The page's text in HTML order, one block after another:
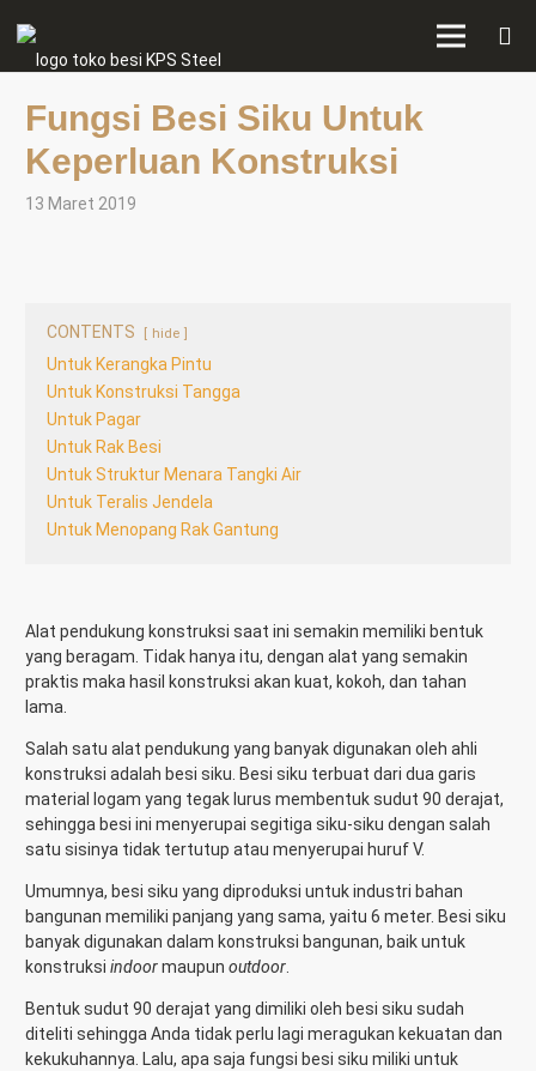
Fungsi Besi Siku Untuk
Keperluan Konstruksi
13 Maret 2019
CONTENTS hide
Untuk Kerangka Pintu
Untuk Konstruksi Tangga
Untuk Pagar
Untuk Rak Besi
Untuk Struktur Menara Tangki Air
Untuk Teralis Jendela
Untuk Menopang Rak Gantung
Alat pendukung konstruksi saat ini semakin memiliki bentuk
yang beragam. Tidak hanya itu, dengan alat yang semakin
praktis maka hasil konstruksi akan kuat, kokoh, dan tahan
lama.
Salah satu alat pendukung yang banyak digunakan oleh ahli
konstruksi adalah besi siku. Besi siku terbuat dari dua garis
material logam yang tegak lurus membentuk sudut 90 derajat,
sehingga besi ini menyerupai segitiga siku-siku dengan salah
satu sisinya tidak tertutup atau menyerupai huruf V.
Umumnya, besi siku yang diproduksi untuk industri bahan
bangunan memiliki panjang yang sama, yaitu 6 meter. Besi siku
banyak digunakan dalam konstruksi bangunan, baik untuk
konstruksi indoormaupun outdoor
Bentuk sudut 90 derajat yang dimiliki oleh besi siku sudah
diteliti sehingga Anda tidak perlu lagi meragukan kekuatan dan
kekukuhannya. Lalu, apa saja fungsi besi siku miliki untuk